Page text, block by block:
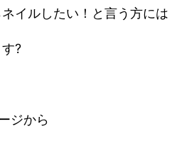
イルしたい！と言う方には
?
ジから